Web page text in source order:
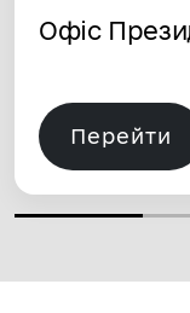
Офіс
Перейти